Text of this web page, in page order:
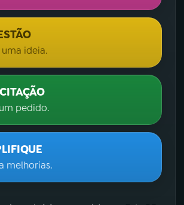
uma ideia.
pedido.
melhorias.